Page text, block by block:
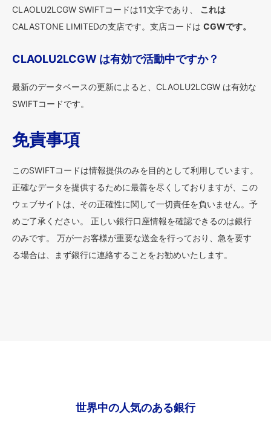
CLAOLU2LCGW SWIFTコードは11文字であり、 これは
CALASTONE LIMITEDの支店です。支店コードは CGWです。
CLAOLU2LCGW は有効で活動中ですか？
最新のデータベースの更新によると、CLAOLU2LCGW は有効な
SWIFTコードです。
免責事項
このSWIFTコードは情報提供のみを目的として利用しています。
正確なデータを提供するために最善を尽くしておりますが、この
ウェブサイトは、その正確性に関して一切責任を負いません。予
めご了承ください。 正しい銀行口座情報を確認できるのは銀行
のみです。 万が一お客様が重要な送金を行っており、急を要す
る場合は、まず銀行に連絡することをお勧めいたします。
世界中の人気のある銀行